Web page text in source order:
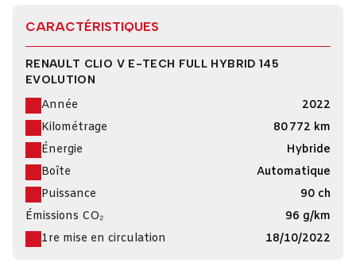
CARACTÉRISTIQUES
RENAULT CLIO V E-TECH FULL HYBRID 145
EVOLUTION
Année
2022
Kilométrage
80 772 km
Énergie
Hybride
Boîte
Automatique
Puissance
90 ch
Émissions CO₂
96 g/km
1re mise en circulation
18/10/2022